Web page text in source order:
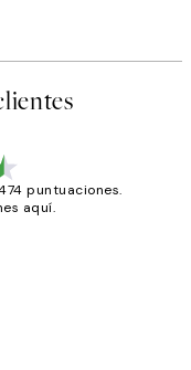
puntuaciones.
aquí.